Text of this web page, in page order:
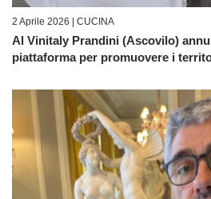
2 Aprile 2026 | CUCINA
Al Vinitaly Prandini (Ascovilo)
piattaforma per promuovere i